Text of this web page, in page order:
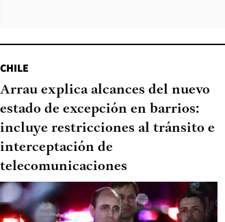
CHILE
Arrau explica alcances del nuevo
estado de excepción en barrios:
incluye restricciones al tránsito e
interceptación de
telecomunicaciones